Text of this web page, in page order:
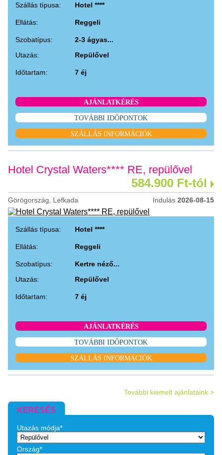
Szállás típusa: Hotel ****
Ellátás: Reggeli
Szobatípus:
2-3 ágyas...
Utazás:
Repülővel
Időtartam: 7 éj
AJÁNLATKÉRÉS
TOVÁBBI IDŐPONTOK
SZÁLLÁS INFORMÁCIÓK
Hotel Crystal Waters**** RE, repülővel
584.900 Ft-tól
Görögország, Lefkada Indulás 2026-08-15
Szállás típusa: Hotel ****
Ellátás: Reggeli
Szobatípus:
Kertre néző...
Utazás:
Repülővel
Időtartam: 7 éj
AJÁNLATKÉRÉS
TOVÁBBI IDŐPONTOK
SZÁLLÁS INFORMÁCIÓK
További kiemelt ajánlataink >
KERESÉS
Utazás módja*
Ország*